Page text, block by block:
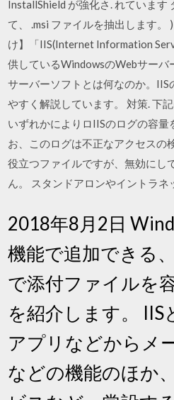
InstallShield が強化さ. れています
て、 .msi ファイルを抽出します
け】「IIS(Internet Information
供しているWindowsのWebサーバ
サーバーソフトとは何なのか。IIS
やすく解説しています。 対策. 下
いずれかによりロIISのログの容量
お、このログは不正なアクセスの
役立つファイルですが、無効にし
ん。 スタンドアロンやイントラネ
2018年8月2日
機能で追加できる
で添付ファイルを
を紹介します。 IIS
アプリなどからメ
などの機能のほか